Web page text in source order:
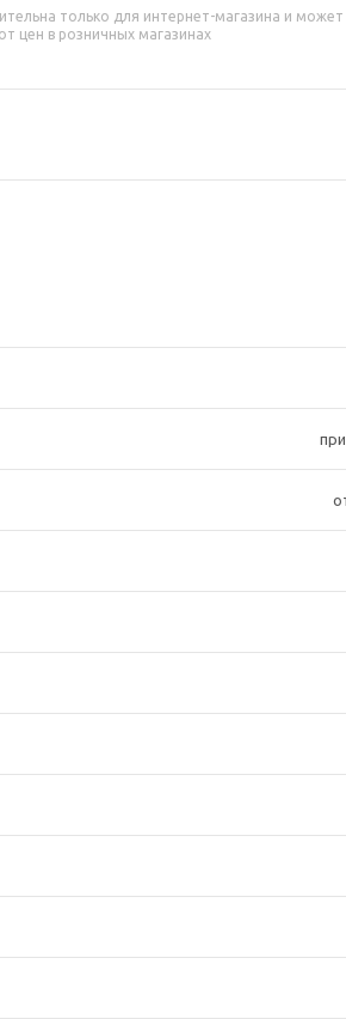
только для интернет-магазина и может
цен в розничных магазинах